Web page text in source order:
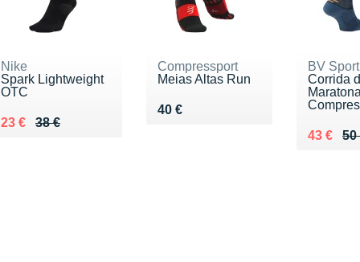
Nike
Spark Lightweight
OTC
38 €
Au lieu de 38 €
23 €
Vendu 23 €
Compressport
Meias Altas Run
40 €
Vendu 40 €
BV Sport
Corrida
50
Au lieu
43 €
Vendu